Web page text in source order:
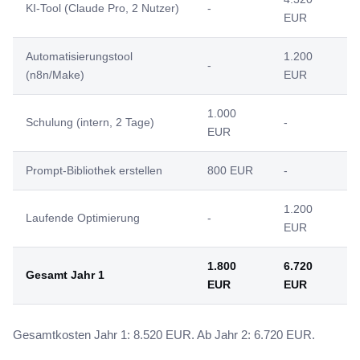
KI-Tool (Claude Pro, 2 Nutzer) -
EUR
Automatisierungstool
(n8n/Make)
-
1.200
EUR
Schulung (intern, 2 Tage)
1.000
EUR
-
Prompt-Bibliothek erstellen 800 EUR -
Laufende Optimierung -
1.200
EUR
Gesamt Jahr 1
1.800
EUR
6.720
EUR
Gesamtkosten Jahr 1: 8.520 EUR. Ab Jahr 2: 6.720 EUR.